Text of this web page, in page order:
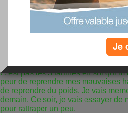
J ai pas pu m en empecher, je me
grave". Et c etait exactement
avant. Je m empiffrais sans
de mettre du 40, mais j etais
Et là, j ai recommencé comme
C est pas les 3 tartines en soi qui m
peur de reprendre mes mauvaises
de reprendre du poids. Je vais
demain. Ce soir, je vais essayer de
pour rattraper un peu.
Je